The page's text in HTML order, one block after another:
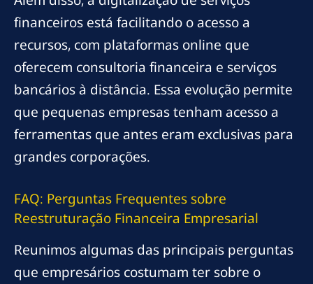
financeiros está facilitando o acesso a
recursos, com plataformas online que
oferecem consultoria financeira e serviços
bancários à distância. Essa evolução permite
que pequenas empresas tenham acesso a
ferramentas que antes eram exclusivas para
grandes corporações.
FAQ: Perguntas Frequentes sobre
Reestruturação Financeira Empresarial
Reunimos algumas das principais perguntas
que empresários costumam ter sobre o